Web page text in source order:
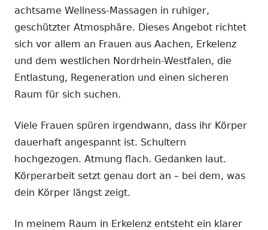
neuem
Fenster
öffnen
achtsame Wellness-Massagen in ruhiger,
geschützter Atmosphäre. Dieses Angebot richtet
sich vor allem an Frauen aus Aachen, Erkelenz
und dem westlichen Nordrhein-Westfalen, die
Entlastung, Regeneration und einen sicheren
Raum für sich suchen.
Viele Frauen spüren irgendwann, dass ihr Körper
dauerhaft angespannt ist. Schultern
hochgezogen. Atmung flach. Gedanken laut.
Körperarbeit setzt genau dort an – bei dem, was
dein Körper längst zeigt.
In meinem Raum in Erkelenz entsteht ein klarer